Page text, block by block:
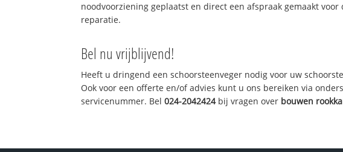
noodvoorziening geplaatst en direct een afspraak gemaakt voor
reparatie.
Bel nu vrijblijvend!
Heeft u dringend een schoorsteenveger nodig voor uw
Ook voor een offerte en/of advies kunt u ons bereiken via
servicenummer. Bel024-2042424bij vragen over bouwen